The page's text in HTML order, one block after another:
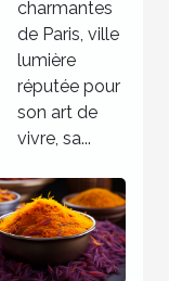
charmantes
de Paris, ville
lumière
réputée pour
son art de
vivre, sa...